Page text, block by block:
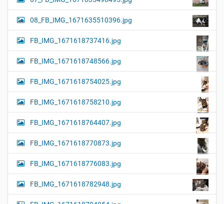
08_FB_IMG_1671635510396.jpg
FB_IMG_1671618737416.jpg
FB_IMG_1671618748566.jpg
FB_IMG_1671618754025.jpg
FB_IMG_1671618758210.jpg
FB_IMG_1671618764407.jpg
FB_IMG_1671618770873.jpg
FB_IMG_1671618776083.jpg
FB_IMG_1671618782948.jpg